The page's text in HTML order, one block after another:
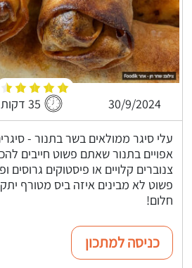
30/9/2024 35 דקות
עלי סיגר ממולאים בשר בתנור -
אפויים בתנור שאתם פשוט חייבים
צנוברים קלויים או פיסטוקים גרוסים
פשוט לא מבינים איזה ביס מטורף
חלום!
כניסה למתכון